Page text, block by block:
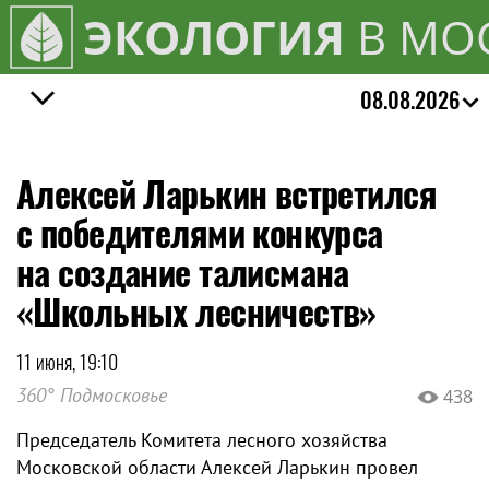
ЭКОЛОГИЯ В
08.08.2026
Алексей Ларькин встретился
с победителями конкурса
на создание талисмана
«Школьных лесничеств»
11 июня, 19:10
360° Подмосковье 438
Председатель Комитета лесного хозяйства
Московской области Алексей Ларькин провел